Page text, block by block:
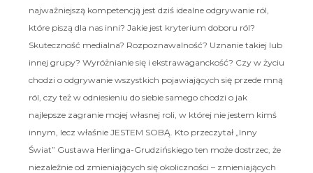
najważniejszą kompetencją jest dziś idealne odgrywanie ról,
które piszą dla nas inni? Jakie jest kryterium doboru ról?
Skuteczność medialna? Rozpoznawalność? Uznanie takiej lub
innej grupy? Wyróżnianie się i ekstrawaganckość? Czy w życiu
chodzi o odgrywanie wszystkich pojawiających się przede mną
ról, czy też w odniesieniu do siebie samego chodzi o jak
najlepsze zagranie mojej własnej roli, w której nie jestem kimś
innym, lecz właśnie JESTEM SOBĄ. Kto przeczytał „Inny
Świat” Gustawa Herlinga-Grudzińskiego ten może dostrzec, że
niezależnie od zmieniających się okoliczności – zmieniających